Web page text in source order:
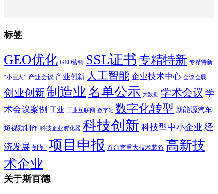
标签
GEO优化 GEO营销 SSL证书 专精特新 专精特新
“小巨人” 产业会议 产业创新 人工智能 企业技术中心 会议会展
创业创新制造业 名单公示 大数据 学术会议 学
术会议案例 工业 工业互联网 数字化 数字化转型 新能源汽车
短视频制作 科技企业孵化器 科技创新 科技型中小企业 经
济发展 钉钉 项目申报 首台套重大技术装备 高新技
术企业
关于斯百德